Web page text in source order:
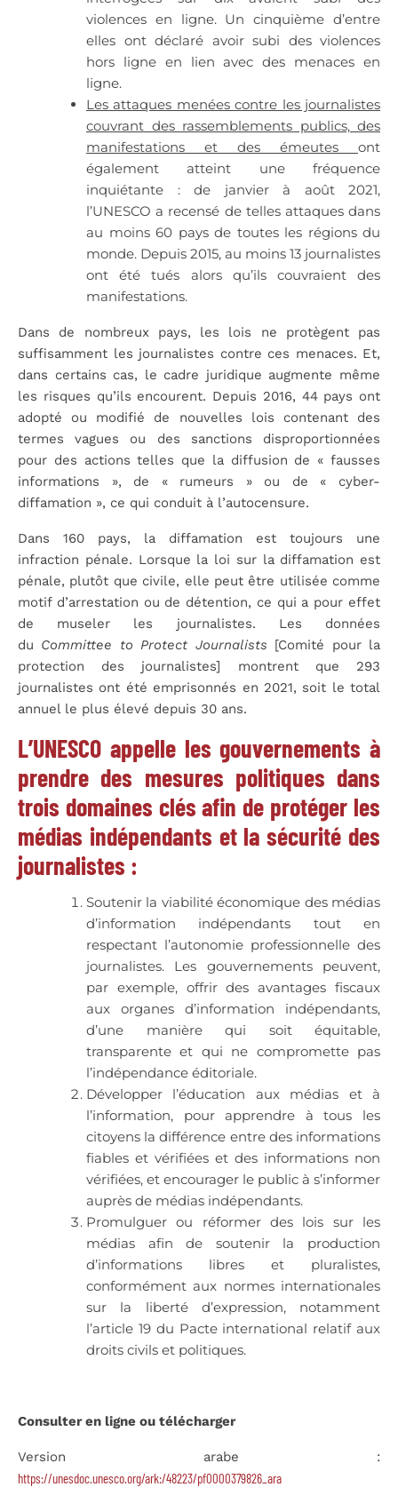
violences en ligne. Un cinquième d’entre
elles ont déclaré avoir subi des violences
hors ligne en lien avec des menaces en
ligne.
Les attaques menées contre les journalistes
couvrant des rassemblements publics, des
manifestations et des émeutes ont
également atteint une fréquence
inquiétante : de janvier à août 2021,
l’UNESCO a recensé de telles attaques dans
au moins 60 pays de toutes les régions du
monde. Depuis 2015, au moins 13 journalistes
ont été tués alors qu’ils couvraient des
manifestations.
Dans de nombreux pays, les lois ne protègent pas
suffisamment les journalistes contre ces menaces. Et,
dans certains cas, le cadre juridique augmente même
les risques qu’ils encourent. Depuis 2016, 44 pays ont
adopté ou modifié de nouvelles lois contenant des
termes vagues ou des sanctions disproportionnées
pour des actions telles que la diffusion de « fausses
informations », de « rumeurs » ou de « cyber-
diffamation », ce qui conduit à l’autocensure.
Dans 160 pays, la diffamation est toujours une
infraction pénale. Lorsque la loi sur la diffamation est
pénale, plutôt que civile, elle peut être utilisée comme
motif d’arrestation ou de détention, ce qui a pour effet
de museler les journalistes. Les données
du Committee to Protect Journalists [Comité pour la
protection des journalistes] montrent que 293
journalistes ont été emprisonnés en 2021, soit le total
annuel le plus élevé depuis 30 ans.
L’UNESCO appelle les gouvernements à
prendre des mesures politiques dans
trois domaines clés afin de protéger les
médias indépendants et la sécurité des
journalistes :
Soutenir la viabilité économique des médias
d’information indépendants tout en
respectant l’autonomie professionnelle des
journalistes. Les gouvernements peuvent,
par exemple, offrir des avantages fiscaux
aux organes d’information indépendants,
d’une manière qui soit équitable,
transparente et qui ne compromette pas
l’indépendance éditoriale.
Développer l’éducation aux médias et à
l’information, pour apprendre à tous les
citoyens la différence entre des informations
fiables et vérifiées et des informations non
vérifiées, et encourager le public à s’informer
auprès de médias indépendants.
Promulguer ou réformer des lois sur les
médias afin de soutenir la production
d’informations libres et pluralistes,
conformément aux normes internationales
sur la liberté d’expression, notamment
l’article 19 du Pacte international relatif aux
droits civils et politiques.
Consulter en ligne ou télécharger
Version arabe :
https://unesdoc.unesco.org/ark:/48223/pf0000379826_ara